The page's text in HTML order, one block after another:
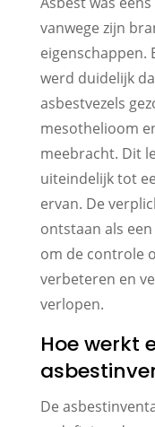
vanwege zijn
eigenschappen.
werd duidelijk
asbestvezels
mesothelioom
meebracht. Dit
uiteindelijk tot
ervan. De
ontstaan als
om de controle
verbeteren en
verlopen.
Hoe werkt
De